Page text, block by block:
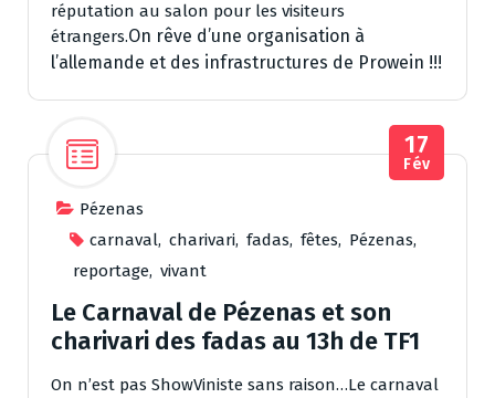
réputation au salon pour les visiteurs
étrangers.On rêve d’une organisation à
l’allemande et des infrastructures de Prowein !!!
Pézenas
carnaval, charivari, fadas, fêtes, Pézenas,
reportage, vivant
17
Fév
Le Carnaval de Pézenas et son
charivari des fadas au 13h de TF1
On n’est pas ShowViniste sans raison…Le carnaval